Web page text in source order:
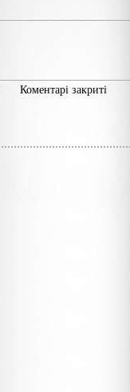
Коментарі закриті